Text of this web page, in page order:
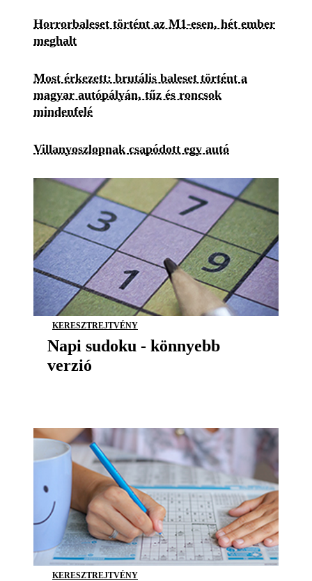
Horrorbaleset történt az M1-esen, hét ember
meghalt
Most érkezett: brutális baleset történt a
magyar autópályán, tűz és roncsok
mindenfelé
Villanyoszlopnak csapódott egy autó
KERESZTREJTVÉNY
Napi sudoku - könnyebb
verzió
KERESZTREJTVÉNY